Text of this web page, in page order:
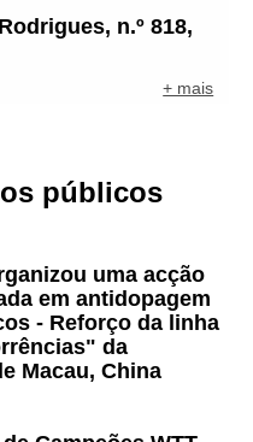
n.º 818,
+ mais
públicos
uma acção
em antidopagem
- Reforço da linha
da
Macau, China